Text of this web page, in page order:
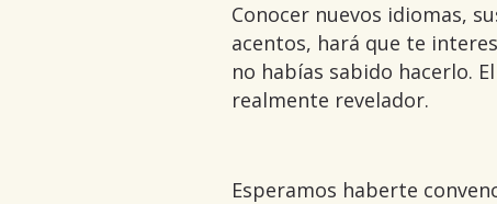
Conocer nuevos idiomas,
acentos, hará que te
no habías sabido hacerlo.
realmente revelador.
Esperamos haberte